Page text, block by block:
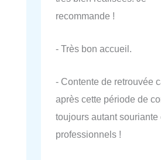
recommande !
- Très bon accueil.
- Contente de retrouvée
après cette période de
toujours autant souriante
professionnels !